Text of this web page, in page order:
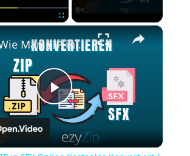
×
Play
Video
📦 Wie Man ZIP in SFX Online Kostenlos Konvertiert | Keine Softwareinstallation Erforderlich